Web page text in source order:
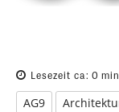
Lesezeit ca: 0
AG9